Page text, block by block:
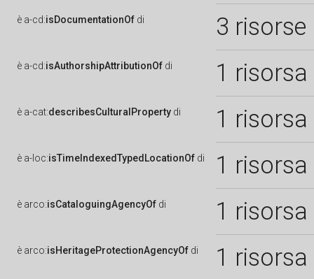
è a-cd:isDocumentationOf di 3 risorse
è a-cd:isAuthorshipAttributionOf di 1 risorsa
è a-cat:describesCulturalProperty di 1 risorsa
è a-loc:isTimeIndexedTypedLocationOf di 1 risorsa
è arco:isCataloguingAgencyOf di 1 risorsa
è arco:isHeritageProtectionAgencyOf di 1 risorsa